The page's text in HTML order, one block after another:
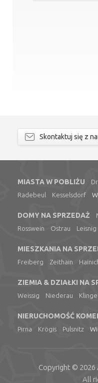
Skontaktuj się z
MIASTA W POBLIŻU
Radebeul
Kesselsdorf
DOMY NA SPRZEDAŻ
Rosswein
Ostrau Leisnig
MIESZKANIA NA
Freiberg
Zeithain
ZIEMIA & DZIAŁKI NA
Weissig
Niederau
NIERUCHOMOŚĆ
Pirna
Krögis Pulsnitz
Copyright © 2026
All